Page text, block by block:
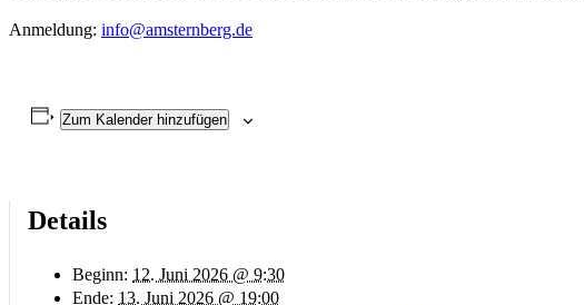
Anmeldung: info@amsternberg.de
Zum Kalender hinzufügen
Details
Beginn: 12. Juni 2026 @ 9:30
Ende: 13. Juni 2026 @ 19:00